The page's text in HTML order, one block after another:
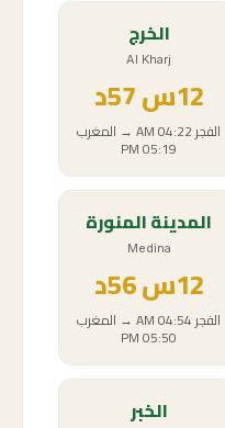
الخرج
Al Kharj
12س
الفجر04:22 AM
→ المغرب
05:19 PM
المدينة المنورة
Medina
12س56د
الفجر04:54 AM
→ المغرب
05:50 PM
الخبر